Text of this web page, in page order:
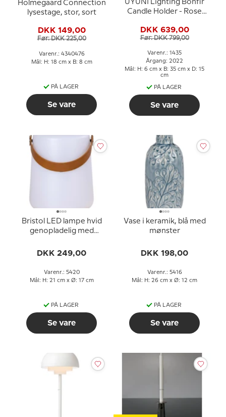
Holmegaard Connection
lysestage, stor, sort
DKK 149,00
Før: DKK 225,00
Varenr.: 4340476
Mål: H: 18 cm x B: 8 cm
PÅ LAGER
Se vare
UYUNI Lighting Bonfir
Candle Holder - Rose
DKK 639,00
Før: DKK 799,00
Varenr.: 1435
Årgang: 2022
Mål: H: 6 cm x B: 35 cm x D: 15
cm
PÅ LAGER
Se vare
Bristol LED lampe hvid
genopladelig med
DKK 249,00
Varenr.: 5420
Mål: H: 21 cm x Ø: 17 cm
PÅ LAGER
Se vare
Vase i keramik, blå med
mønster
DKK 198,00
Varenr.: 5416
Mål: H: 26 cm x Ø: 12 cm
PÅ LAGER
Se vare